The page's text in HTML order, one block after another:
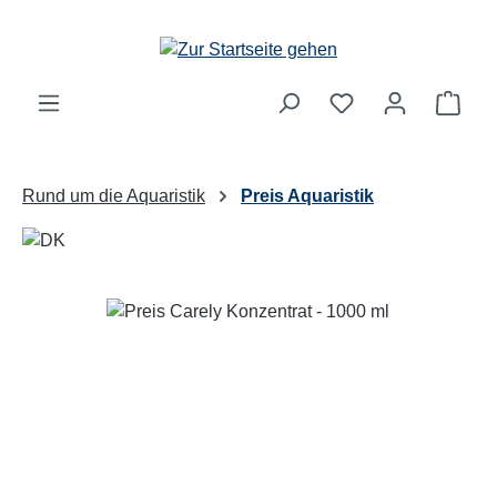
Rund um die Aquaristik Preis Aquaristik
Bildergalerie überspringen